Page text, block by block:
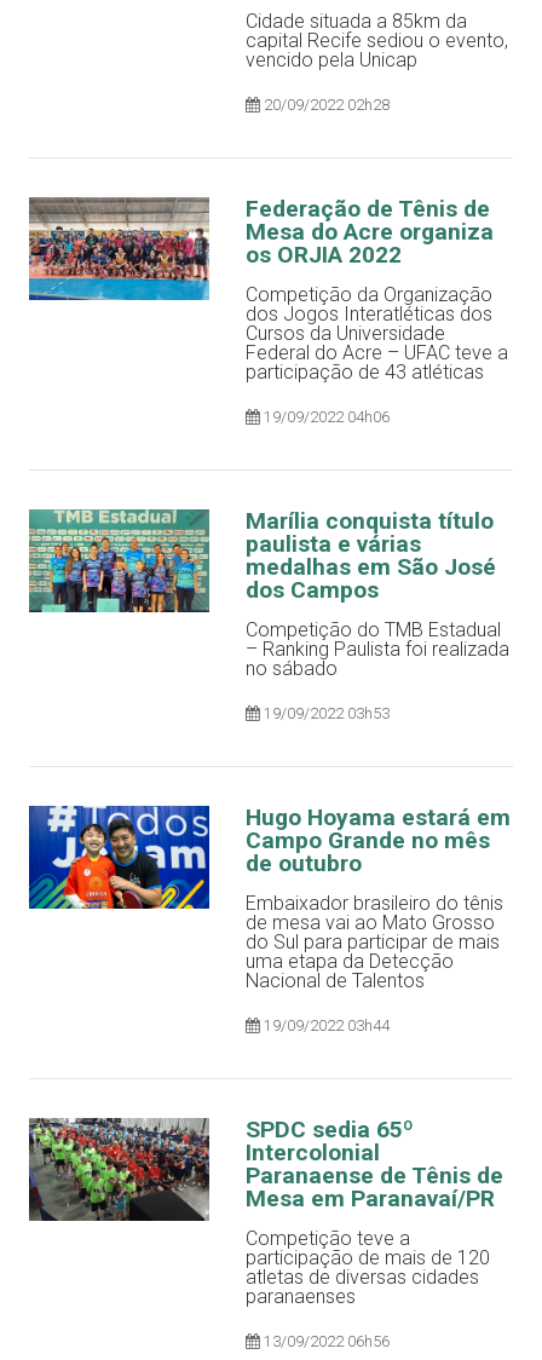
Cidade situada a 85km da
capital Recife sediou o evento,
vencido pela Unicap
20/09/2022 02h28
Federação de Tênis de
Mesa do Acre organiza
os ORJIA 2022
Competição da Organização
dos Jogos Interatléticas dos
Cursos da Universidade
Federal do Acre – UFAC teve a
participação de 43 atléticas
19/09/2022 04h06
Marília conquista título
paulista e várias
medalhas em São José
dos Campos
Competição do TMB Estadual
– Ranking Paulista foi realizada
no sábado
19/09/2022 03h53
Hugo Hoyama estará em
Campo Grande no mês
de outubro
Embaixador brasileiro do tênis
de mesa vai ao Mato Grosso
do Sul para participar de mais
uma etapa da Detecção
Nacional de Talentos
19/09/2022 03h44
SPDC sedia 65º
Intercolonial
Paranaense de Tênis de
Mesa em Paranavaí/PR
Competição teve a
participação de mais de 120
atletas de diversas cidades
paranaenses
13/09/2022 06h56